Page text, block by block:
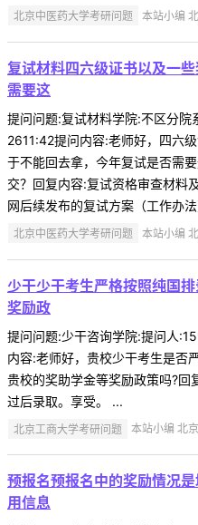
北京中医药大学考研问题 本站小编
复试材料四六级证书以及一
需要这
提问问题:复试材料学院:不区分
2611:42提问内容:老师好，四六
于不能回去拿，今年复试是否需
交？回复内容:复试资格审查材料
网后续发布的复试方案（工作办
北京中医药大学考研问题 本站小编
少干少干考生严格按照纯国
奖励政
提问问题:少干咨询学院:提问人
内容:老师好，贵校少干考生是否
贵校的奖助学金等奖励政策吗?回
过后录取。享受。 ...
北京工商大学考研问题 本站小编 北
预报名预报名中的奖励情况
用信息